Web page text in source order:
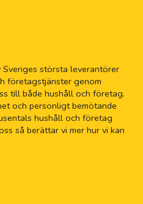
största leverantörer
företagstjänster genom
till både hushåll och företag.
och personligt bemötande
hushåll och företag
så berättar vi mer hur vi kan